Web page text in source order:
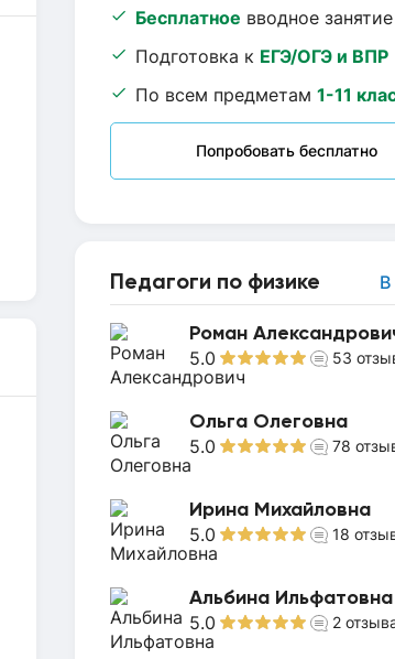
Бесплатное вводное занятие
Подготовка к ЕГЭ/ОГЭ и ВПР
По всем предметам 1-11
Попробовать бесплатно
Педагоги по физике В
Роман
5.0 53
Ольга Олеговна
5.0 78
Ирина Михайловна
5.0 18
Альбина Ильфатовна
5.0 2